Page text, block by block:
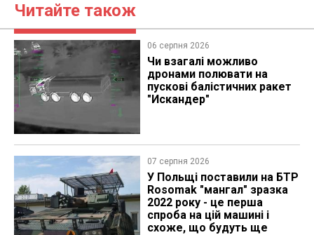
Читайте також
06 серпня 2026
Чи взагалі можливо
дронами полювати на
пускові балістичних ракет
"Искандер"
07 серпня 2026
У Польщі поставили на БТР
Rosomak "мангал" зразка
2022 року - це перша
спроба на цій машині і
схоже, що будуть ще